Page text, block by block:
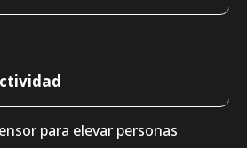
para elevar personas